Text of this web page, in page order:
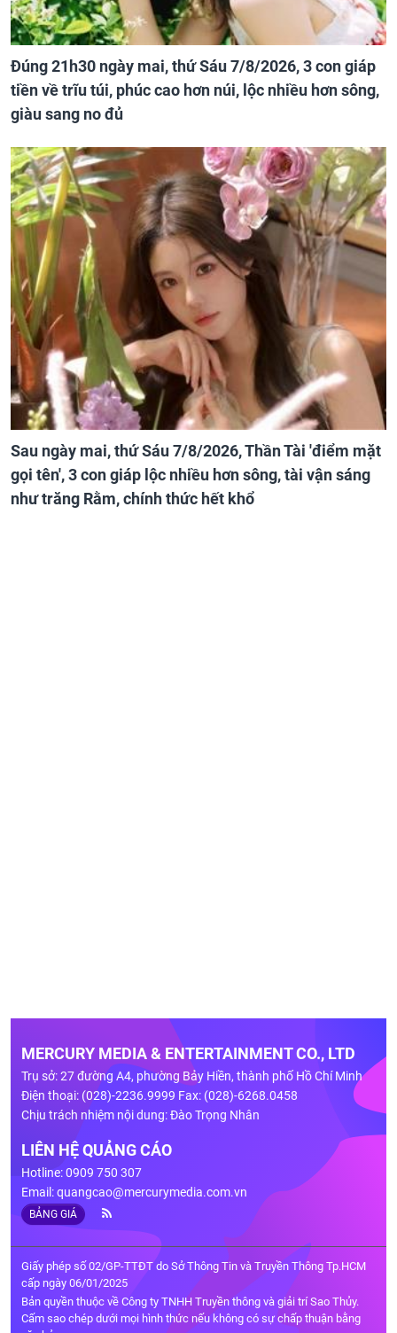
Đúng 21h30 ngày mai, thứ Sáu 7/8/2026, 3 con giáp
tiền về trĩu túi, phúc cao hơn núi, lộc nhiều hơn sông,
giàu sang no đủ
Sau ngày mai, thứ Sáu 7/8/2026, Thần Tài 'điểm mặt
gọi tên', 3 con giáp lộc nhiều hơn sông, tài vận sáng
như trăng Rằm, chính thức hết khổ
MERCURY MEDIA & ENTERTAINMENT CO., LTD
Trụ sở: 27 đường A4, phường Bảy Hiền, thành phố Hồ Chí Minh
Điện thoại: (028)-2236.9999 Fax: (028)-6268.0458
Chịu trách nhiệm nội dung: Đào Trọng Nhân
LIÊN HỆ QUẢNG CÁO
Hotline: 0909 750 307
Email:quangcao@mercurymedia.com.vn
BẢNG GIÁ
Giấy phép số 02/GP-TTĐT do Sở Thông Tin và Truyền Thông Tp.HCM
cấp ngày 06/01/2025
Bản quyền thuộc về Công ty TNHH Truyền thông và giải trí Sao Thủy.
Cấm sao chép dưới mọi hình thức nếu không có sự chấp thuận bằng